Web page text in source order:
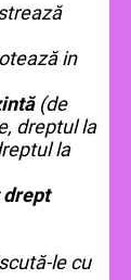
in
(de
dreptul la
la
drept
le cu